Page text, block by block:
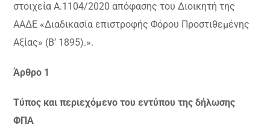
στοιχεία Α.1104/2020 απόφασης του Διοικητή της
ΑΑΔΕ «Διαδικασία επιστροφής Φόρου Προστιθεμένης
Αξίας» (Β’ 1895).».
Άρθρο 1
Τύπος και περιεχόμενο του εντύπου της δήλωσης
ΦΠΑ